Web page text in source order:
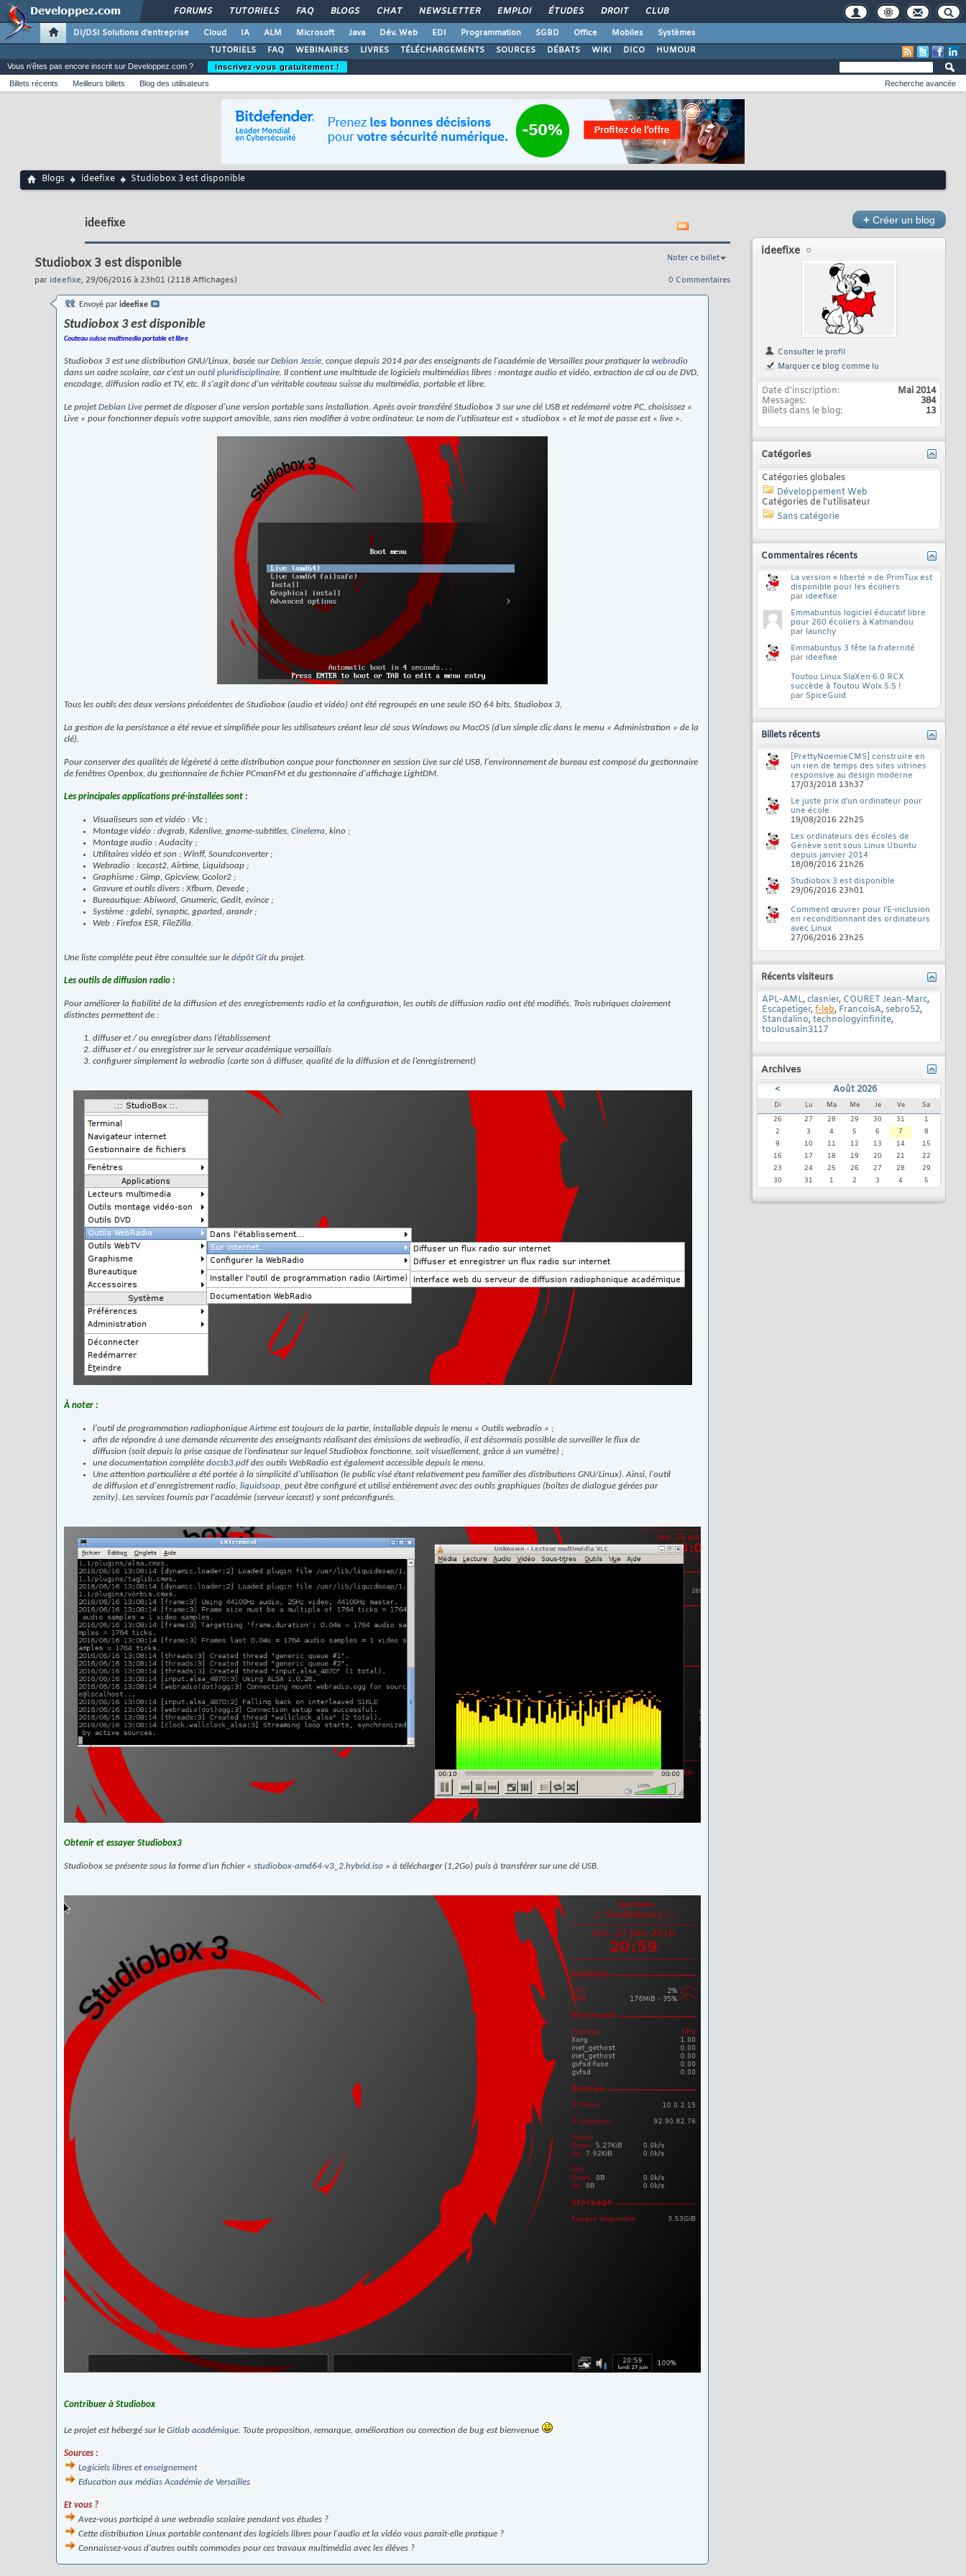
FORUMS TUTORIELS FAQ BLOGS CHAT NEWSLETTER EMPLOI ÉTUDES DROIT CLUB
DI/DSI Solutions d'entreprise Cloud IA ALM Microsoft Java Dév. Web EDI Programmation SGBD Office Mobiles
Systèmes
TUTORIELS
FAQ WEBINAIRES LIVRES TÉLÉCHARGEMENTS SOURCES DÉBATS WIKI DICO HUMOUR
Vous n'êtes pas encore inscrit sur Developpez.com ?
Inscrivez-vous gratuitement !
Billets récents
Meilleurs billets Blog des utilisateurs Recherche avancée
Blogs ideefixe Studiobox 3 est disponible
ideefixe
Studiobox 3 est disponible Noter ce billet
0 Commentaires
par ideefixe, 29/06/2016 à 23h01 (2118 Affichages)
Envoyé par ideefixe
Studiobox 3 est disponible
Couteau suisse multimedia portable et libre
Studiobox 3 est une distribution GNU/Linux, basée surDebian Jessie, conçue depuis 2014 par des enseignants de l'académie de Versailles pour pratiquer la webradio
dans un cadre scolaire, car c'est un outil pluridisciplinaire. Il contient une multitude de logiciels multimédias libres : montage audio et vidéo, extraction de cd ou de DVD,
encodage, diffusion radio et TV, etc. Il s'agit donc d'un véritable couteau suisse du multimédia, portable et libre.
Le projetDebian Live permet de disposer d'une version portable sans installation. Après avoir transféré Studiobox 3 sur une clé USB et redémarré votre PC, choisissez «
Live » pour fonctionner depuis votre support amovible, sans rien modifier à votre ordinateur. Le nom de l'utilisateur est « studiobox » et le mot de passe est « live ».
Tous les outils des deux versions précédentes de Studiobox (audio et vidéo) ont été regroupés en une seule ISO 64 bits, Studiobox 3,
La gestion de la persistance a été revue et simplifiée pour les utilisateurs créant leur clé sous Windows ou MacOS (d’un simple clic dans le menu « Administration » de la
clé).
Pour conserver des qualités de légèreté à cette distribution conçue pour fonctionner en session Live sur clé USB, l'environnement de bureau est composé du gestionnaire
de fenêtres Openbox, du gestionnaire de fichier PCmanFM et du gestionnaire d'affichage LightDM.
Les principales applications pré-installées sont :
Visualiseurs son et vidéo : Vlc ;
Montage vidéo : dvgrab, Kdenlive, gnome-subtitles, Cinelerra, kino ;
Montage audio : Audacity ;
Utilitaires vidéo et son : Winff, Soundconverter ;
Webradio : Icecast2, Airtime, Liquidsoap ;
Graphisme : Gimp, Gpicview, Gcolor2 ;
Gravure et outils divers : Xfburn, Devede ;
Bureautique: Abiword, Gnumeric, Gedit, evince ;
Système : gdebi, synaptic, gparted, arandr ;
Web : Firefox ESR, FileZilla.
Une liste complète peut être consultée sur le dépôt Gitdu projet.
Les outils de diffusion radio :
Pour améliorer la fiabilité de la diffusion et des enregistrements radio et la configuration, les outils de diffusion radio ont été modifiés. Trois rubriques clairement
distinctes permettent de :
diffuser et / ou enregistrer dans l’établissement
diffuser et / ou enregistrer sur le serveur académique versaillais
configurer simplement la webradio (carte son à diffuser, qualité de la diffusion et de l’enregistrement)
À noter :
l'outil de programmation radiophoniqueAirtime est toujours de la partie, installable depuis le menu « Outils webradio » ;
afin de répondre à une demande récurrente des enseignants réalisant des émissions de webradio, il est désormais possible de surveiller le flux de
diffusion (soit depuis la prise casque de l’ordinateur sur lequel Studiobox fonctionne, soit visuellement, grâce à un vumètre) ;
une documentation complète docsb3.pdfdes outils WebRadio est également accessible depuis le menu.
Une attention particulière a été portée à la simplicité d'utilisation (le public visé étant relativement peu familier des distributions GNU/Linux). Ainsi, l'outil
de diffusion et d'enregistrement radio, liquidsoap, peut être configuré et utilisé entièrement avec des outils graphiques (boîtes de dialogue gérées par
zenity). Les services fournis par l'académie (serveur icecast) y sont préconfigurés.
Obtenir et essayer Studiobox3
Studiobox se présente sous la forme d’un fichier « studiobox-amd64-v3_2.hybrid.iso » à télécharger (1,2Go) puis à transférer sur une clé USB.
Contribuer à Studiobox
Le projet est hébergé sur le Gitlab académique. Toute proposition, remarque, amélioration ou correction de bug est bienvenue
Sources :
Logiciels libres et enseignement
Education aux médias Académie de Versailles
Et vous ?
Avez-vous participé à une webradio scolaire pendant vos études ?
Cette distribution Linux portable contenant des logiciels libres pour l'audio et la vidéo vous parait-elle pratique ?
Connaissez-vous d'autres outils commodes pour ces travaux multimédia avec les élèves ?
+ Créer un blog
ideefixe
Consulter le profil
Marquer ce blog comme lu
Date d'inscription
Mai 2014
Messages
384
Billets dans le blog
13
Catégories
Catégories globales
Développement Web
Catégories de l'utilisateur
Sans catégorie
Commentaires récents
La version « liberté » de PrimTux est
disponible pour les écoliers
par ideefixe
Emmabuntüs logiciel éducatif libre
pour 260 écoliers à Katmandou
par launchy
Emmabuntus 3 fête la fraternité
par ideefixe
Toutou Linux SlaXen 6.0 RCX
succède à Toutou Wolx 5.5 !
par SpiceGuid
Billets récents
[PrettyNoemieCMS] construire en
un rien de temps des sites vitrines
responsive au design moderne
17/03/2018 13h37
Le juste prix d'un ordinateur pour
une école
19/08/2016 22h25
Les ordinateurs des écoles de
Genève sont sous Linux Ubuntu
depuis janvier 2014
18/08/2016 21h26
Studiobox 3 est disponible
29/06/2016 23h01
Comment œuvrer pour l'E-inclusion
en reconditionnant des ordinateurs
avec Linux
27/06/2016 23h25
Récents visiteurs
APL-AML, clasnier, COURET Jean-Marc,
Escapetiger, f-leb, FrancoisA, sebro52,
Standalino, technologyinfinite,
toulousain3117
Archives
< Août 2026
Di Lu Ma Me Je Ve
Sa
26
27 28 29 30 31
1
2
3 4 5 6 7
8
9
10 11 12 13 14
15
16
17 18 19 20 21
22
23
24 25 26 27 28
29
30
31 1 2 3 4 5